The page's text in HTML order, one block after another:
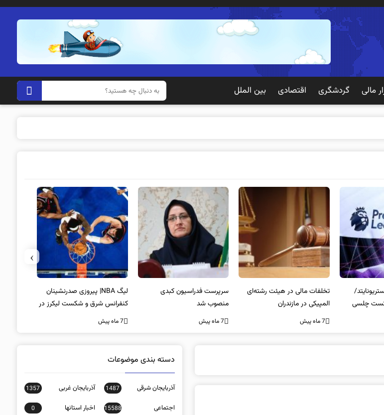
مالی گردشگری اقتصادی بین الملل
چلسی
تخلفات مالی در هیئت رشته‌ای
المپیکی در مازندران
7 ماه پیش
سرپرست فدراسیون کبدی
منصوب شد
7 ماه پیش
لیگ NBA| پیروزی صدرنشینان
کنفرانس شرق و شکست لیکرز در
غیاب جیمز
7 ماه پیش
›
دسته بندی موضوعات
آذربایجان شرقی 1487 آذربایجان غربی 1357
اجتماعی 15588 اخبار استانها 0